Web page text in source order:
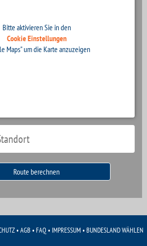
Bitte aktivieren Sie in den
Cookie Einstellungen
Maps" um die Karte anzuzeigen
• AGB • FAQ • IMPRESSUM • BUNDESLAND WÄHLEN